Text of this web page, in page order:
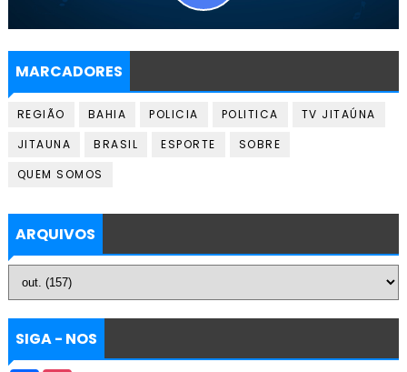
MARCADORES
REGIÃO BAHIA POLICIA POLITICA
TV JITAÚNA
JITAUNA
BRASIL ESPORTE
SOBRE
QUEM SOMOS
ARQUIVOS
SIGA - NOS